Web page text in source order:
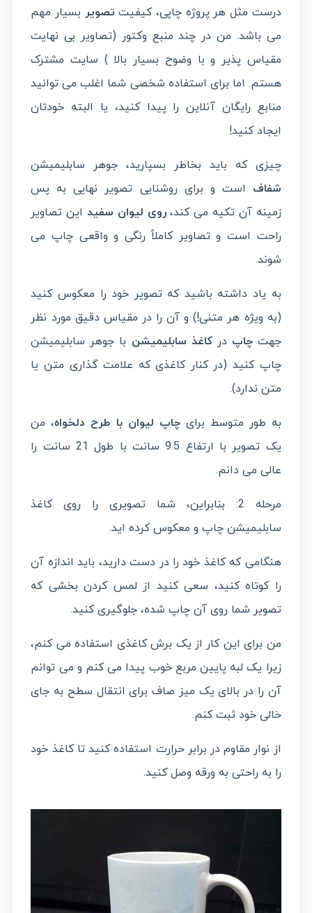
درست مثل هر پروژه چاپی، کیفیت تصویر بسیار مهم
می باشد. من در چند منبع وکتور (تصاویر بی نهایت
مقیاس پذیر و با وضوح بسیار بالا ) سایت مشترک
هستم. اما برای استفاده شخصی شما اغلب می توانید
منابع رایگان آنلاین را پیدا کنید، یا البته خودتان
ایجاد کنید!
چیزی که باید بخاطر بسپارید، جوهر سابلیمیشن
شفاف است و برای روشنایی تصویر نهایی به پس
زمینه آن تکیه می کند،روی لیوان سفیداین تصاویر
راحت است و تصاویر کاملاً رنگی و واقعی چاپ می
شوند.
به یاد داشته باشید که تصویر خود را معکوس کنید
(به ویژه هر متنی!) و آن را در مقیاس دقیق مورد نظر
جهتچاپ درکاغذ سابلیمیشن با جوهر سابلیمیشن
چاپ کنید (در کنار کاغذی که علامت گذاری متن یا
متن ندارد).
به طور متوسط برایچاپ لیوان با طرح دلخواه، من
یک تصویر با ارتفاع 9.5 سانت با طول 21 سانت را
عالی می دانم.
مرحله 2: بنابراین، شما تصویری را روی کاغذ
سابلیمیشن چاپ و معکوس کرده اید.
هنگامی که کاغذ خود را در دست دارید، باید اندازه آن
را کوتاه کنید، سعی کنید از لمس کردن بخشی که
تصویر شما روی آن چاپ شده، جلوگیری کنید.
من برای این کار از یک برش کاغذی استفاده می کنم،
زیرا یک لبه پایین مربع خوب پیدا می کنم و می توانم
آن را در بالای یک میز صاف برای انتقال سطح به جای
خالی خود ثبت کنم.
از نوار مقاوم در برابر حرارت استفاده کنید تا کاغذ خود
را به راحتی به ورقه وصل کنید.